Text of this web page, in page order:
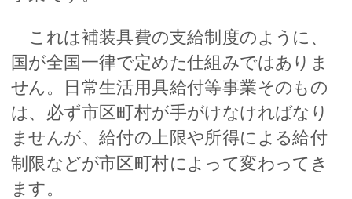
これは補装具費の支給制度のように、
国が全国一律で定めた仕組みではありま
せん。日常生活用具給付等事業そのもの
は、必ず市区町村が手がけなければなり
ませんが、給付の上限や所得による給付
制限などが市区町村によって変わってき
ます。